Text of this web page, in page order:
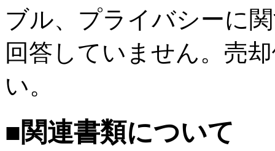
ブル、プライバシーに
回答していません。売
い。
■関連書類について